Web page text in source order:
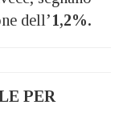
dell’1,2%.
PER